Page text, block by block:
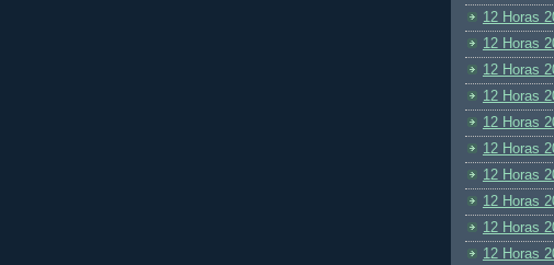
12 Horas
12 Horas
12 Horas
12 Horas
12 Horas
12 Horas
12 Horas
12 Horas
12 Horas
12 Horas